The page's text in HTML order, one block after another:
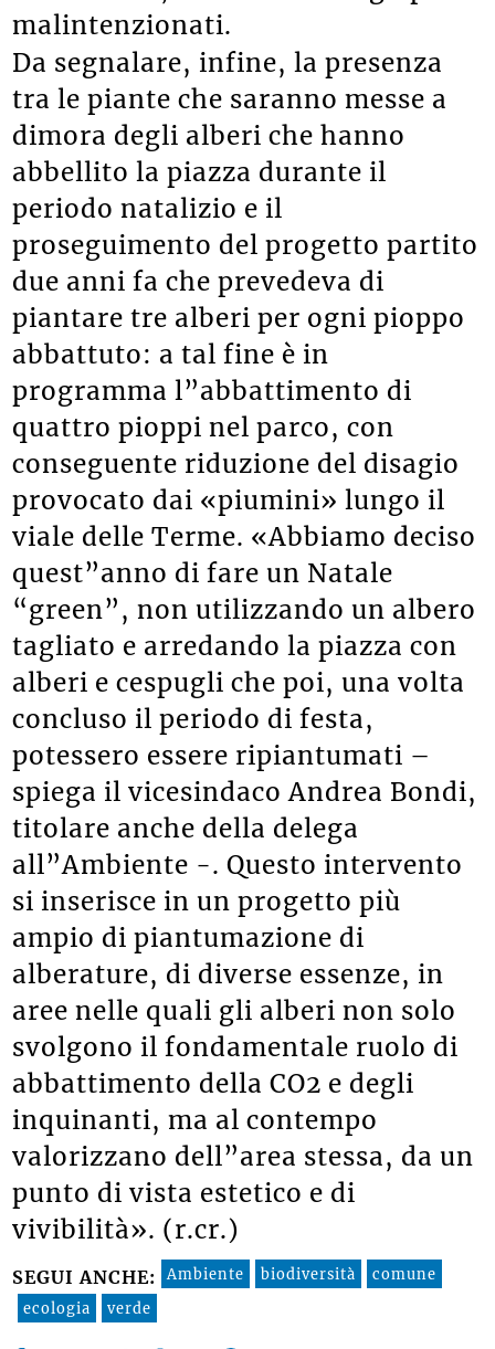
malintenzionati.
Da segnalare, infine, la presenza
tra le piante che saranno messe a
dimora degli alberi che hanno
abbellito la piazza durante il
periodo natalizio e il
proseguimento del progetto partito
due anni fa che prevedeva di
piantare tre alberi per ogni pioppo
abbattuto: a tal fine è in
programma l”abbattimento di
quattro pioppi nel parco, con
conseguente riduzione del disagio
provocato dai «piumini» lungo il
viale delle Terme. «Abbiamo deciso
quest”anno di fare un Natale
“green”, non utilizzando un albero
tagliato e arredando la piazza con
alberi e cespugli che poi, una volta
concluso il periodo di festa,
potessero essere ripiantumati –
spiega il vicesindaco Andrea Bondi,
titolare anche della delega
all”Ambiente -. Questo intervento
si inserisce in un progetto più
ampio di piantumazione di
alberature, di diverse essenze, in
aree nelle quali gli alberi non solo
svolgono il fondamentale ruolo di
abbattimento della CO2 e degli
inquinanti, ma al contempo
valorizzano dell”area stessa, da un
punto di vista estetico e di
vivibilità». (r.cr.)
SEGUI ANCHE: Ambiente biodiversità
comune
ecologia
verde